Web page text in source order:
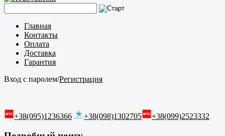
Главная
Контакты
Оплата
Доставка
Гарантия
Вход с паролем/Регистрация
+38(095)1236366 +38(098)1302705 +38(099)2523332